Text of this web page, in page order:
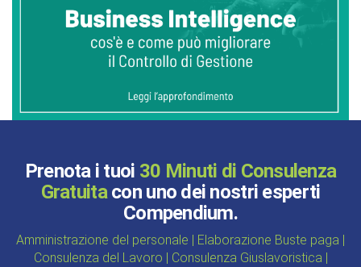
Prenota i tuoi 30 Minuti di Consulenza
Gratuitacon uno dei nostri esperti
Compendium.
Amministrazione del personale | Elaborazione Buste paga |
Consulenza del Lavoro | Consulenza Giuslavoristica |